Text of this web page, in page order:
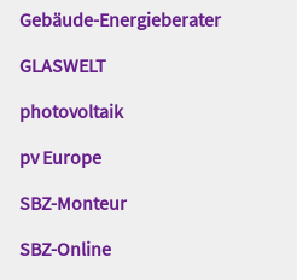
Gebäude-Energieberater
GLASWELT
photovoltaik
pv Europe
SBZ-Monteur
SBZ-Online